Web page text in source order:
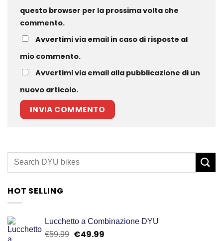
questo browser per la prossima volta che
commento.
Avvertimi via email in caso di risposte al
mio commento.
Avvertimi via email alla pubblicazione di un
nuovo articolo.
HOT SELLING
Lucchetto a Combinazione DYU
€59.99 Il
€49.99Il